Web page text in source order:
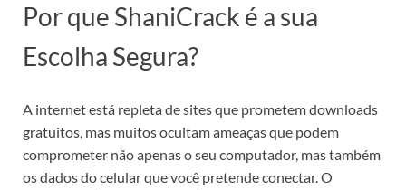
Por que ShaniCrack é a sua
Escolha Segura?
A internet está repleta de sites que prometem downloads
gratuitos, mas muitos ocultam ameaças que podem
comprometer não apenas o seu computador, mas também
os dados do celular que você pretende conectar. O